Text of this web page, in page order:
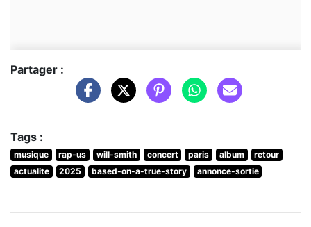
Partager :
Tags :
musique rap-us will-smith concert paris album
retour
actualite
2025 based-on-a-true-story annonce-sortie